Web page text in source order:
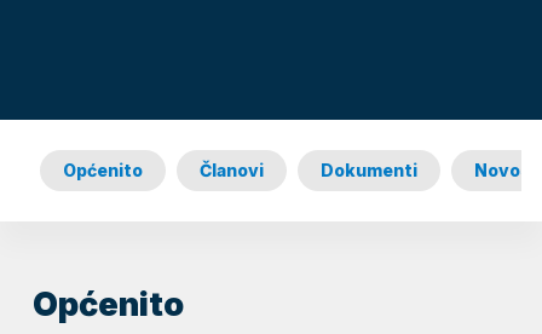
Općenito Članovi Dokumenti
Općenito